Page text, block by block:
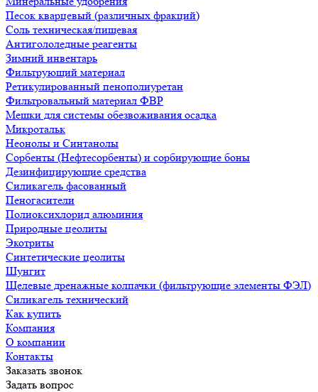
Песок кварцевый (различных фракций)
Соль техническая/пищевая
Антигололедные реагенты
Зимний инвентарь
Фильтрующий материал
Ретикулированный пенополиуретан
Фильтровальный материал ФВР
Мешки для системы обезвоживания осадка
Микротальк
Неонолы и Синтанолы
Сорбенты (Нефтесорбенты) и сорбирующие боны
Дезинфицирующие средства
Силикагель фасованный
Пеногасители
Полиокси­хлорид алюминия
Природные цеолиты
Экотриты
Синтетические цеолиты
Шунгит
Щелевые дренажные колпачки (фильтрующие элементы ФЭЛ)
Силикагель технический
Как купить
Компания
О компании
Контакты
Заказать звонок
Задать вопрос